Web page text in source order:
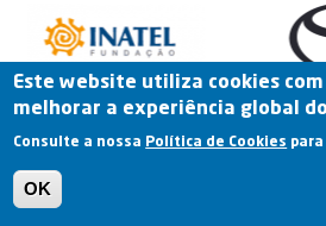
Previous
Fale Connosco Portal Online
Termos e Condições | Política de Privacidade
Este website utiliza cookies
melhorar a experiência global
Consulte a nossa Política de Cookies
OK